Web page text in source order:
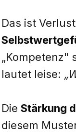
Das ist
lautet leise:
Die Stärkung
diesem